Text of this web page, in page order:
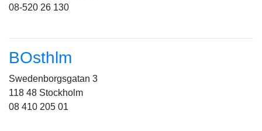
08-520 26 130
BOsthlm
Swedenborgsgatan 3
118 48 Stockholm
08 410 205 01